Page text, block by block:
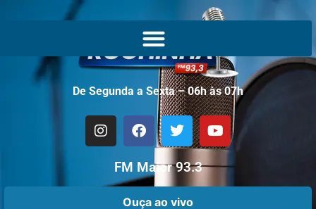
De Segunda a Sexta – 06h às 07h
FM Maior 93.3
Ouça ao vivo